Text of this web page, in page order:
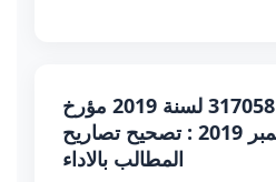
قرارتعقيبي عدد 317058 لسنة 2019 مؤرخ
في 30 ديسمبر 2019 : تصحيح تصاريح
المطالب بالاداء